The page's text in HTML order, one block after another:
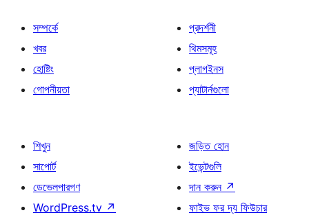
সম্পর্কে
খবর
হোষ্টিং
গোপনীয়তা
প্রদর্শনী
থিমসমূহ
প্লাগইনস
প্যাটার্নগুলো
শিখুন
সাপোর্ট
ডেভেলপারগণ
WordPress.tv ↗
জড়িত হোন
ইভেন্টগুলি
দান করুন ↗
ফাইভ ফর দ্য ফিউচার